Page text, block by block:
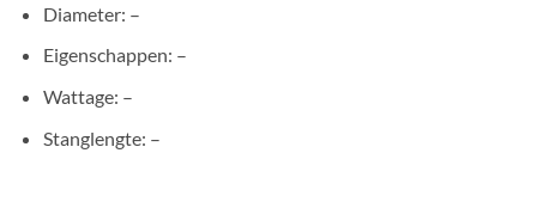
Diameter: –
Eigenschappen: –
Wattage: –
Stanglengte: –